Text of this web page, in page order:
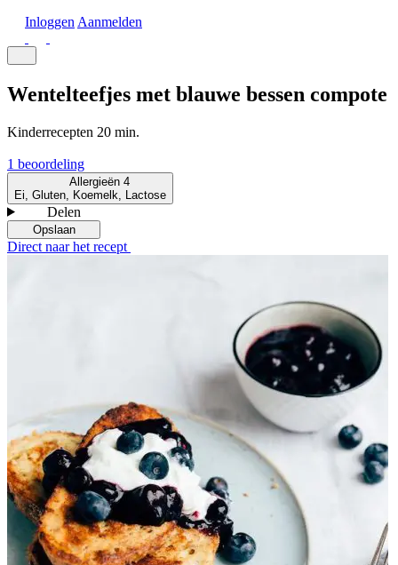
Inloggen Aanmelden
Wentelteefjes met blauwe bessen compote
Kinderrecepten 20 min.
1 beoordeling
Allergieën 4
Ei, Gluten, Koemelk, Lactose
Delen
Opslaan
Direct naar het recept